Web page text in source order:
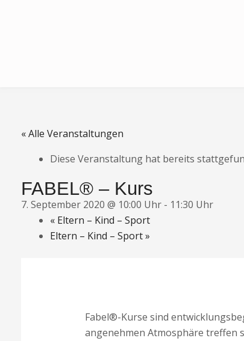
« Alle Veranstaltungen
Diese Veranstaltung hat bereits
FABEL® – Kurs
7. September 2020 @ 10:00 Uhr- 11:30 Uhr
«Eltern – Kind – Sport
Eltern – Kind – Sport»
Fabel®-Kurse sind
angenehmen Atmosphäre treffen